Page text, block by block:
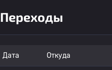
Переходы
Дата Откуда